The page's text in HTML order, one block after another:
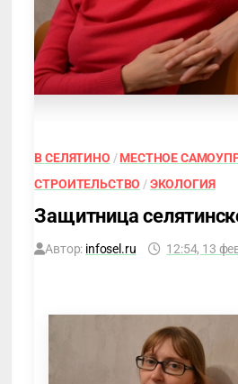
В СЕЛЯТИНО /МЕСТНОЕ
СТРОИТЕЛЬСТВО /ЭКОЛОГИЯ
Защитница
Автор: infosel.ru 12:54, 13